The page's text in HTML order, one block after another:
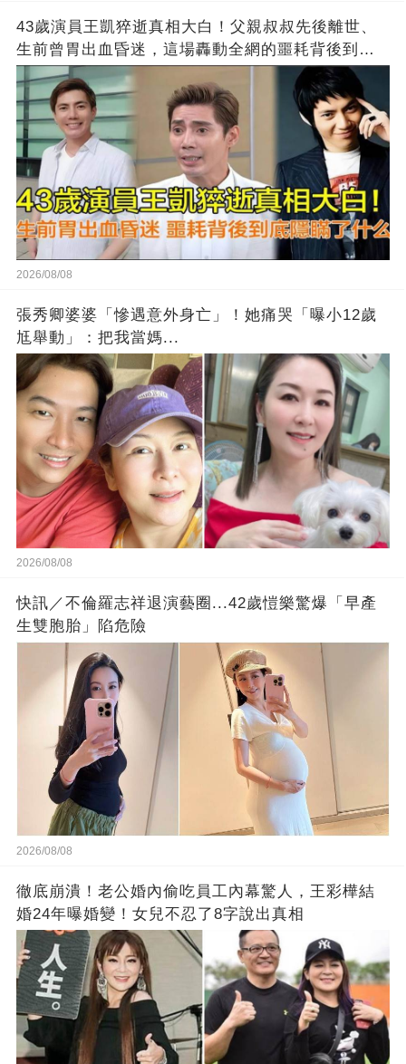
43歲演員王凱猝逝真相大白！父親叔叔先後離世、
生前曾胃出血昏迷，這場轟動全網的噩耗背後到底
隱瞞了什麼？
2026/08/08
張秀卿婆婆「慘遇意外身亡」！她痛哭「曝小12歲
尪舉動」：把我當媽...
2026/08/08
快訊／不倫羅志祥退演藝圈...42歲愷樂驚爆「早產
生雙胞胎」陷危險
2026/08/08
徹底崩潰！老公婚內偷吃員工內幕驚人，王彩樺結
婚24年曝婚變！女兒不忍了8字說出真相